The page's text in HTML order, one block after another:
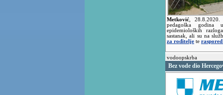
Metković
pedagoška
epidemioloških
sastanak, ali su na
za roditelje te
vodoopskrba
Bez vode dio